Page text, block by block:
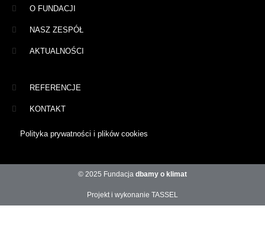
O FUNDACJI
NASZ ZESPÓŁ
AKTUALNOŚCI
REFERENCJE
KONTAKT
Polityka prywatności i plików cookies
© 2025 Fundacja dbamy o klimat
Projekt i wykonanie TASSEL